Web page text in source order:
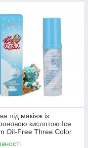
під макіяж із
кислотою Ice
Oil-Free Three Color
40 ml